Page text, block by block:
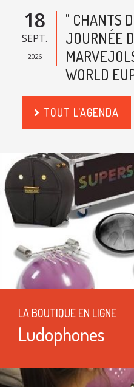
18
SEPT.
2026
" CHANTS
JOURNÉE
WORLD
TOUT L'AGENDA
LA BOUTIQUE EN LIGNE
Ludophones